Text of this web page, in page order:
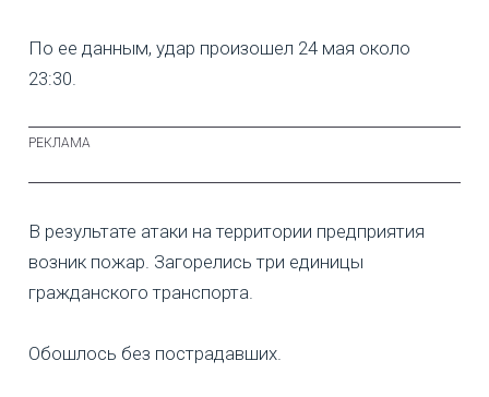
По ее данным, удар произошел 24 мая около
23:30.
В результате атаки на территории предприятия
возник пожар. Загорелись три единицы
гражданского транспорта.
Обошлось без пострадавших.